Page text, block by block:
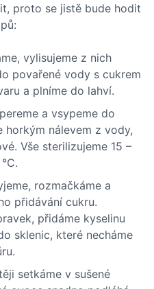
proto se jistě bude hodit
vylisujeme z nich
povařené vody s cukrem
a plníme do lahví.
a vsypeme do
horkým nálevem z vody,
Vše sterilizujeme 15 –
rozmačkáme a
přidávání cukru.
přidáme kyselinu
sklenic, které necháme
setkáme v sušené